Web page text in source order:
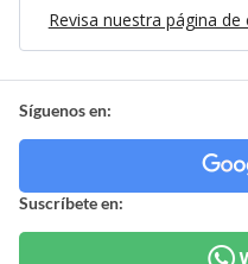
Revisa nuestra página de
Síguenos en:
Suscríbete en: